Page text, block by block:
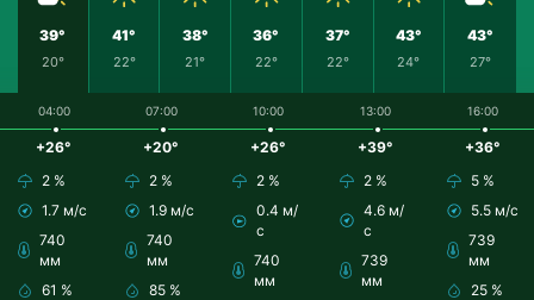
39°
20°
41°
22°
38°
21°
36°
22°
37°
22°
43°
24°
43°
27°
04:00
+26°
2 %
1.7 м/с
740
мм
61 %
07:00
+20°
2 %
1.9 м/с
740
мм
85 %
10:00
+26°
2 %
0.4 м/
с
740
мм
13:00
+39°
2 %
4.6 м/
с
739
мм
16:00
+36°
5 %
5.5 м/с
739
мм
25 %